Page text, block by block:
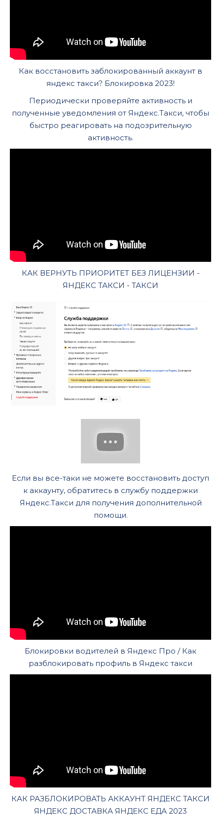
Как восстановить заблокированный аккаунт в
яндекс такси? Блокировка 2023!
Периодически проверяйте активность и
полученные уведомления от Яндекс.Такси, чтобы
быстро реагировать на подозрительную
активность.
КАК ВЕРНУТЬ ПРИОРИТЕТ БЕЗ ЛИЦЕНЗИИ -
ЯНДЕКС ТАКСИ - ТАКСИ
Если вы все-таки не можете восстановить доступ
к аккаунту, обратитесь в службу поддержки
Яндекс.Такси для получения дополнительной
помощи.
Блокировки водителей в Яндекс Про / Как
разблокировать профиль в Яндекс такси
КАК РАЗБЛОКИРОВАТЬ АККАУНТ ЯНДЕКС ТАКСИ
ЯНДЕКС ДОСТАВКА ЯНДЕКС ЕДА 2023